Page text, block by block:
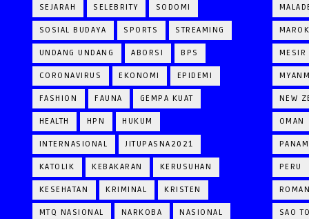
SEJARAH SELEBRITY SODOMI
SOSIAL BUDAYA SPORTS STREAMING
UNDANG UNDANG ABORSI BPS
CORONAVIRUS EKONOMI EPIDEMI
FASHION FAUNA GEMPA KUAT
HEALTH HPN HUKUM
INTERNASIONAL JITUPASNA2021
KATOLIK KEBAKARAN KERUSUHAN
KESEHATAN KRIMINAL KRISTEN
MTQ NASIONAL NARKOBA NASIONAL
MESIR
NEW
OMAN
PERU
SAO